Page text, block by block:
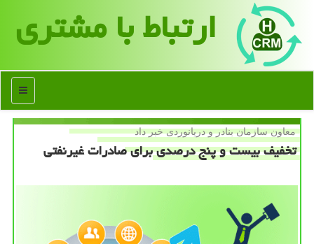
ارتباط با مشتری
منو
معاون سازمان بنادر و دریانوردی خبر داد
تخفیف بیست و پنج درصدی برای صادرات غیرنفتی